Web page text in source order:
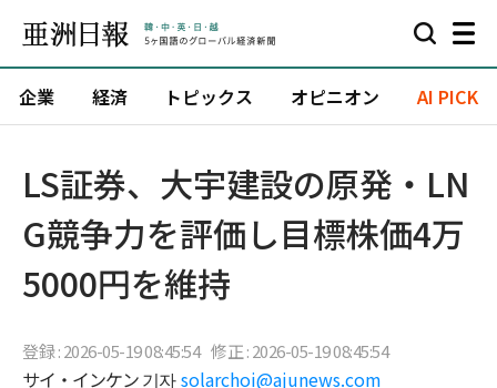
企業 経済 トピックス オピニオン AI PICK
LS証券、大宇建設の原発・LN
G競争力を評価し目標株価4万
5000円を維持
登録 : 2026-05-19 08:45:54 修正 : 2026-05-19 08:45:54
サイ・インケン 기자 solarchoi@ajunews.com